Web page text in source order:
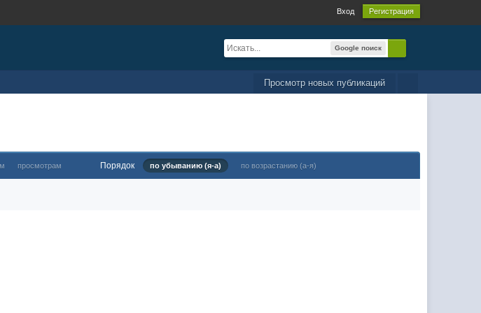
Вход Регистрация
Google поиск
Просмотр новых публикаций
просмотрам Порядок по убыванию (я-а) по возрастанию (а-я)